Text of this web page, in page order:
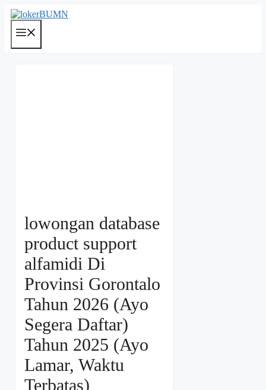
Langsung
ke
lowongan database
product support
alfamidi Di
Provinsi Gorontalo
Tahun 2026 (Ayo
Segera Daftar)
Tahun 2025 (Ayo
Lamar, Waktu
Terbatas)